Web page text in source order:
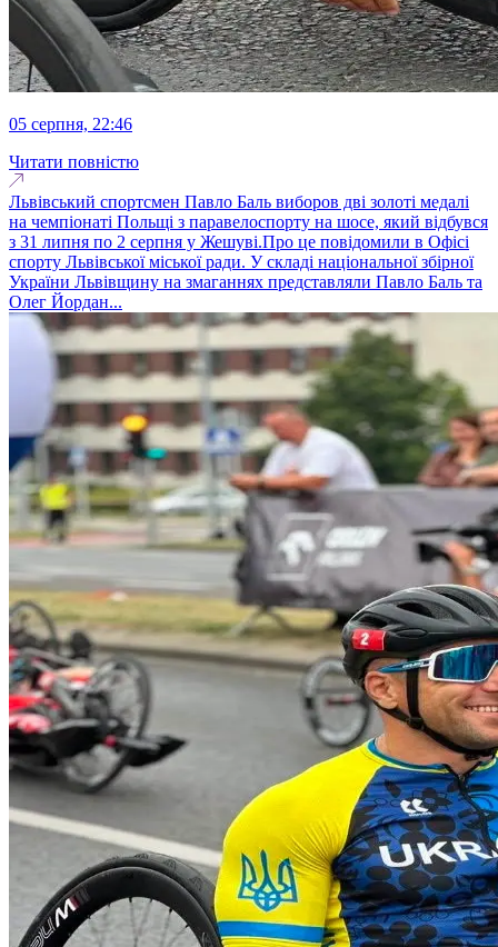
05 серпня, 22:46
Читати повністю
Львівський спортсмен Павло Баль виборов дві золоті медалі
на чемпіонаті Польщі з паравелоспорту на шосе, який відбувся
з 31 липня по 2 серпня у Жешуві.Про це повідомили в Офісі
спорту Львівської міської ради. У складі національної збірної
України Львівщину на змаганнях представляли Павло Баль та
Олег Йордан...